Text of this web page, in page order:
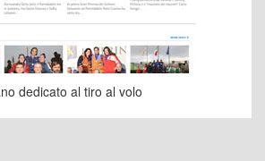
dedicato al tiro al volo